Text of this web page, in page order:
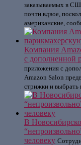
заказываемых в
почти вдвое,
американские,
Компания
с дополненной
приложения с
Amazon Salon
стрижки и
В
человеку